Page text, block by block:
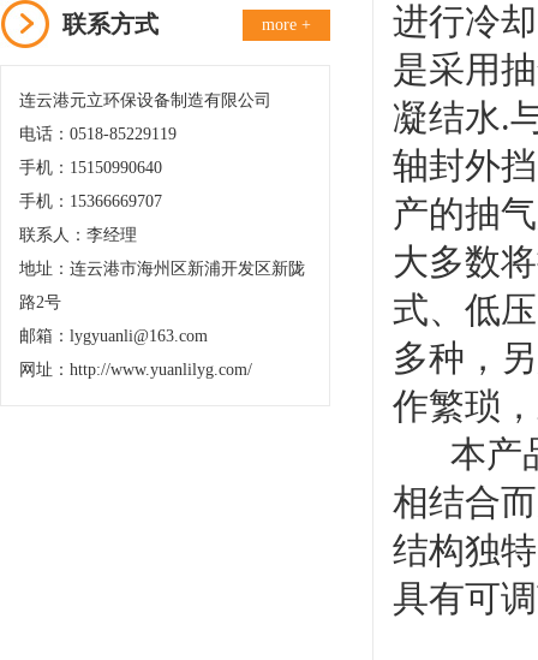
联系方式 more +
连云港元立环保设备制造有限公司
电话：0518-85229119
手机：15150990640
手机：15366669707
联系人：李经理
地址：连云港市海州区新浦开发区新陇
路2号
邮箱：lygyuanli@163.com
网址：http://www.yuanlilyg.com/
进行冷
是采用
凝结水.
轴封外
产的抽
大多数
式、低
多种，
作繁琐
本产品
相结合
结构独
具有可